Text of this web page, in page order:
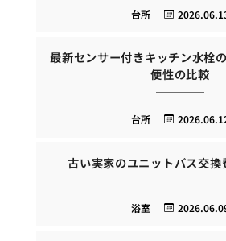
台所
最新センサー付きキッチン水栓
便性の比較
台所
古い実家のユニットバス交換
浴室